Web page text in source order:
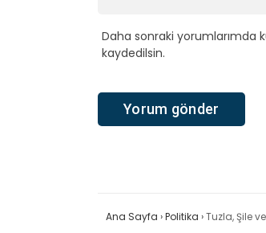
Daha sonraki yorumlarımda
kaydedilsin.
Ana Sayfa ›Politika ›Tuzla, Şile